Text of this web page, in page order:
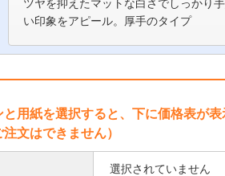
ツヤを抑えたマットな白さでしっかり
い印象をアピール。厚手のタイプ
用紙を選択すると、下に価格表が
文はできません）
選択されていません